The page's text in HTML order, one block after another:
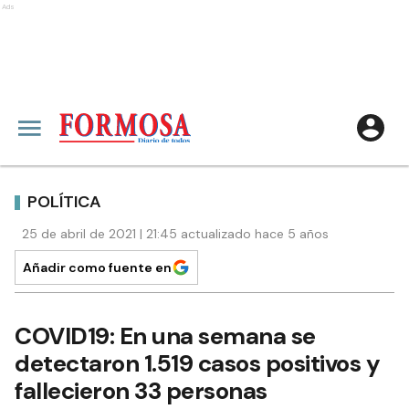
Ads
POLÍTICA
25 de abril de 2021 | 21:45 actualizado hace 5 años
Añadir como fuente en
COVID19: En una semana se
detectaron 1.519 casos positivos y
fallecieron 33 personas